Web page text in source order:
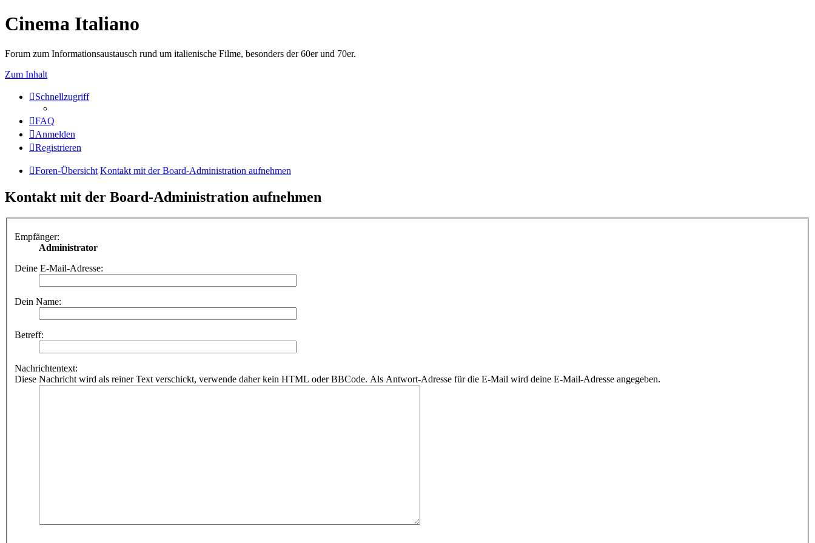
Cinema Italiano
Forum zum Informationsaustausch rund um italienische Filme, besonders der 60er und 70er.
Zum Inhalt
Schnellzugriff
FAQ
Anmelden
Registrieren
Foren-Übersicht Kontakt mit der Board-Administration aufnehmen
Kontakt mit der Board-Administration aufnehmen
Empfänger:
Administrator
Deine E-Mail-Adresse:
Dein Name:
Betreff:
Nachrichtentext:
Diese Nachricht wird als reiner Text verschickt, verwende daher kein HTML oder BBCode. Als Antwort-Adresse für die E-Mail wird deine E-Mail-Adresse angegeben.